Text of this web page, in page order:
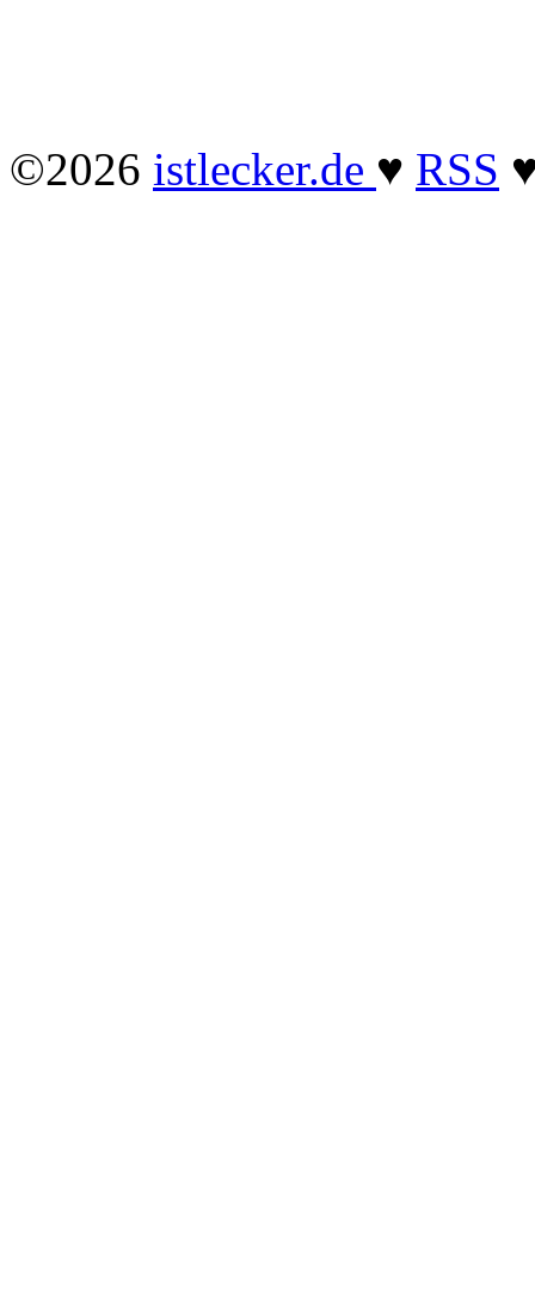
©2026 istlecker.de ♥ RSS